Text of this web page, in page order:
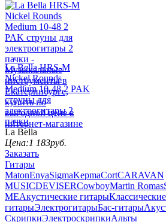
La Bella HRS-M
Nickel Rounds
Medium 10-48 2 PAK
струны для
электрогитары 2
пачки
La Bella
Цена:1 183руб.
Заказать
Гитары
MatonEnyaSigmaKepmaCortCARAVAN
MUSICDEVISERCowboyMartin Romas
MEАкустические гитарыКлассические
гитарыЭлектрогитарыБас-гитары
СкрипкиЭлектроскрипкиАльты